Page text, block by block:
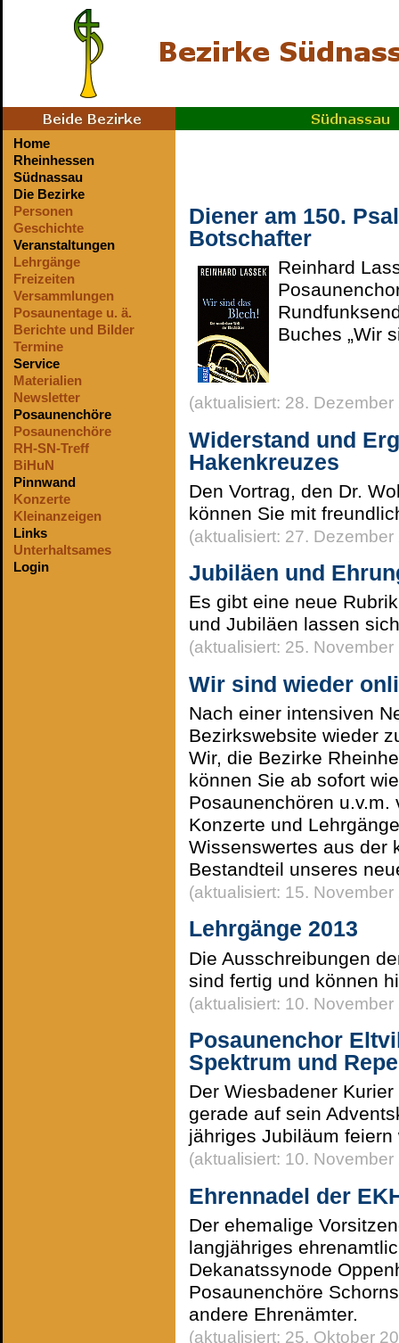
Home
Rheinhessen
Südnassau
Die Bezirke
Personen
Geschichte
Veranstaltungen
Lehrgänge
Freizeiten
Versammlungen
Posaunentage u. ä.
Berichte und Bilder
Termine
Service
Materialien
Newsletter
Posaunenchöre
Posaunenchöre
RH-SN-Treff
BiHuN
Pinnwand
Konzerte
Kleinanzeigen
Links
Unterhaltsames
Login
Diener am 150.
Botschafter
Reinhard
Buches „Wir
(aktualisiert: 28. Dezember
Widerstand und
Hakenkreuzes
Den Vortrag, den Dr.
können Sie mit
(aktualisiert: 27. Dezember
Jubiläen und
Es gibt eine neue
und Jubiläen lassen
(aktualisiert: 25. November
Wir sind wieder
Nach einer intensiven
Bezirkswebsite wieder
Wir, die Bezirke
können Sie ab sofort
Posaunenchören
Konzerte und
Wissenswertes aus der
Bestandteil unseres
(aktualisiert: 15. November
Lehrgänge 2013
Die Ausschreibungen
sind fertig und können
(aktualisiert: 10. November
Posaunenchor
Spektrum und
Der Wiesbadener
gerade auf sein
jähriges Jubiläum feiern
(aktualisiert: 10. November
Ehrennadel der
Der ehemalige
langjähriges
Dekanatssynode
Posaunenchöre
andere Ehrenämter.
(aktualisiert: 25. Oktober